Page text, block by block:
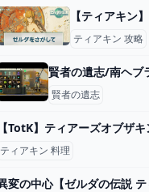
ティアキン 攻略
賢者の遺志
ティアキン 料理